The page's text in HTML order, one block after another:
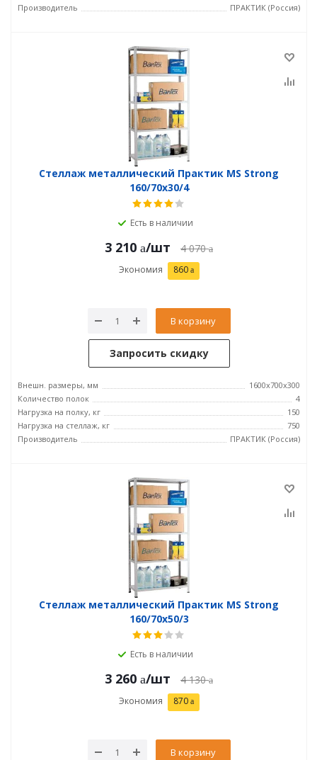
Производитель
ПРАКТИК (Россия)
Стеллаж металлический Практик MS Strong
160/70x30/4
Есть в наличии
3 210 /шт 4 070
Экономия 860
В корзину
Запросить скидку
Внешн. размеры, мм
1600x700x300
Количество полок
4
Нагрузка на полку, кг
150
Нагрузка на стеллаж, кг
750
Производитель
ПРАКТИК (Россия)
Стеллаж металлический Практик MS Strong
160/70x50/3
Есть в наличии
3 260 /шт 4 130
Экономия 870
В корзину